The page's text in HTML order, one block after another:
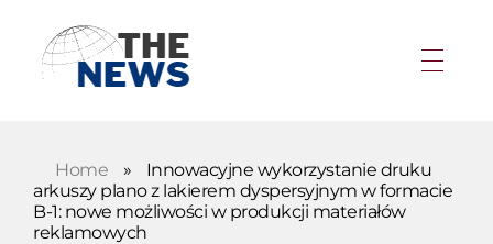
Home »
Innowacyjne wykorzystanie druku
arkuszy plano z lakierem dyspersyjnym w formacie
B-1: nowe możliwości w produkcji materiałów
reklamowych